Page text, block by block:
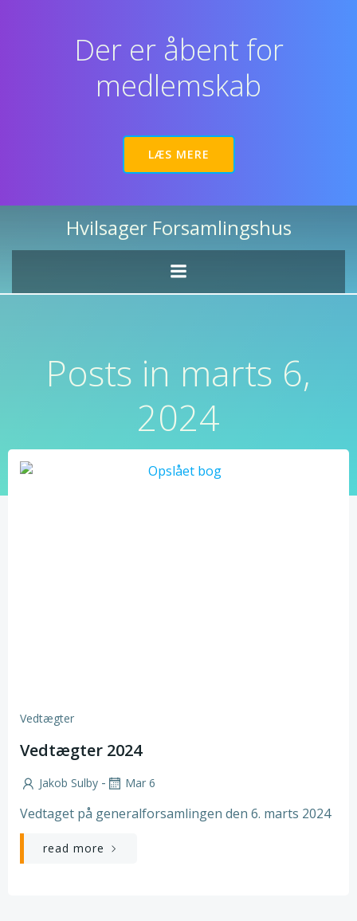
indhold
Der er åbent for
medlemskab
LÆS MERE
Hvilsager Forsamlingshus
Posts in marts 6,
2024
Vedtægter
Vedtægter 2024
Jakob Sulby - Mar 6
Vedtaget på generalforsamlingen den 6. marts 2024
read more